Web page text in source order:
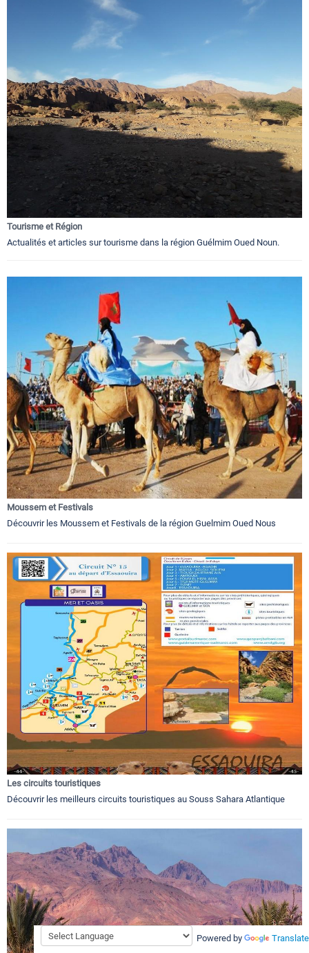
Tourisme et Région
Actualités et articles sur tourisme dans la région Guélmim Oued Noun.
Moussem et Festivals
Découvrir les Moussem et Festivals de la région Guelmim Oued Nous
Les circuits touristiques
Découvrir les meilleurs circuits touristiques au Souss Sahara Atlantique
Powered by Translate